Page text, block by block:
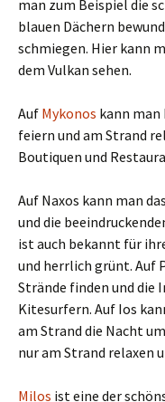
man zum Beispiel die
blauen Dächern
schmiegen. Hier kann
dem Vulkan sehen.
Auf Mykonos kann
feiern und am Strand
Boutiquen und
Auf Naxos kann man
und die
ist auch bekannt für
und herrlich grünt. Auf
Strände finden und die
Kitesurfern. Auf Ios
am Strand die Nacht
nur am Strand relaxen
Milos ist eine der